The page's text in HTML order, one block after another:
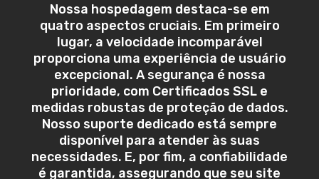
Nossa hospedagem destaca-se em
quatro aspectos cruciais. Em primeiro
lugar, a velocidade incomparável
proporciona uma experiência de usuário
excepcional. A segurança é nossa
prioridade, com Certificados SSL e
medidas robustas de proteção de dados.
Nosso suporte dedicado está sempre
disponível para atender às suas
necessidades. E, por fim, a confiabilidade
é garantida, assegurando que seu site